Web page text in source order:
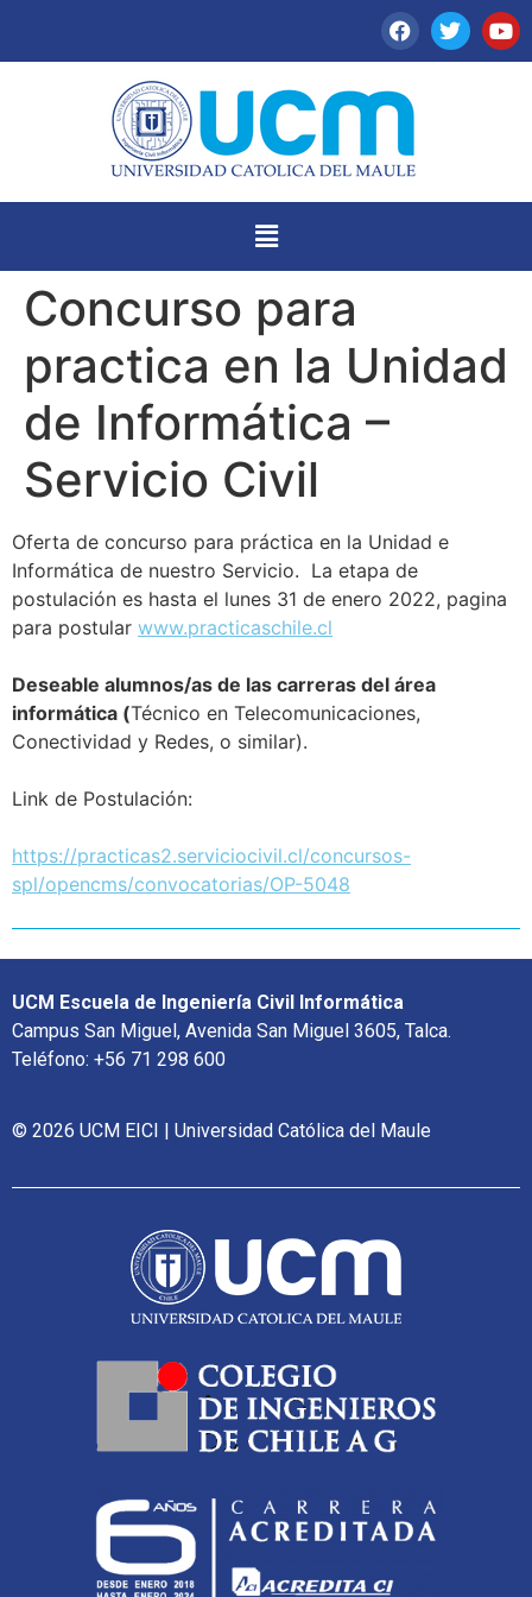
Concurso para
practica en la Unidad
de Informática –
Servicio Civil
Oferta de concurso para práctica en la Unidad e
Informática de nuestro Servicio. La etapa de
postulación es hasta el lunes 31 de enero 2022, pagina
para postular www.practicaschile.cl
Deseable alumnos/as de las carreras del área
informática (Técnico en Telecomunicaciones,
Conectividad y Redes, o similar).
Link de Postulación:
https://practicas2.serviciocivil.cl/concursos-
spl/opencms/convocatorias/OP-5048
UCM Escuela de Ingeniería Civil Informática
Campus San Miguel, Avenida San Miguel 3605, Talca.
Teléfono: +56 71 298 600
© 2026 UCM EICI | Universidad Católica del Maule